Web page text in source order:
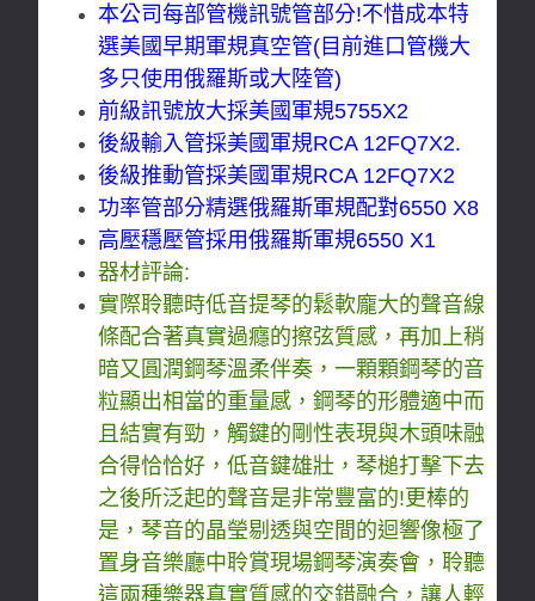
本公司每部管機訊號管部分!不惜成本特
選美國早期軍規真空管(目前進口管機大
多只使用俄羅斯或大陸管)
前級訊號放大採美國軍規5755X2
後級輸入管採美國軍規RCA 12FQ7X2.
後級推動管採美國軍規RCA 12FQ7X2
功率管部分精選俄羅斯軍規配對6550 X8
高壓穩壓管採用俄羅斯軍規6550 X1
器材評論:
實際聆聽時低音提琴的鬆軟龐大的聲音線
條配合著真實過癮的擦弦質感，再加上稍
暗又圓潤鋼琴溫柔伴奏，一顆顆鋼琴的音
粒顯出相當的重量感，鋼琴的形體適中而
且結實有勁，觸鍵的剛性表現與木頭味融
合得恰恰好，低音鍵雄壯，琴槌打擊下去
之後所泛起的聲音是非常豐富的!更棒的
是，琴音的晶瑩剔透與空間的迴響像極了
置身音樂廳中聆賞現場鋼琴演奏會，聆聽
這兩種樂器真實質感的交錯融合，讓人輕